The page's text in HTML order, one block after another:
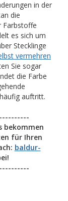
in der
die
Farbstoffe
es sich um
Stecklinge
vermehren
Sie sogar
die Farbe
auftritt.
bekommen
für Ihren
baldur-